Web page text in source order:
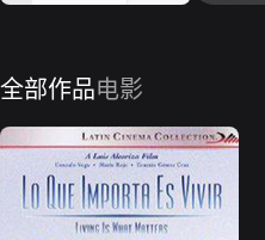
全部作品电影